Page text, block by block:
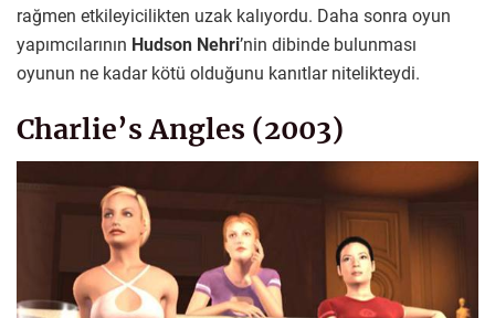
rağmen etkileyicilikten uzak kalıyordu. Daha sonra oyun
yapımcılarının Hudson Nehri’nin dibinde bulunması
oyunun ne kadar kötü olduğunu kanıtlar nitelikteydi.
Charlie’s Angles (2003)